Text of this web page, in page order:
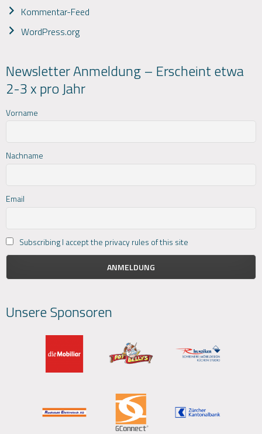
Kommentar-Feed
WordPress.org
Newsletter Anmeldung – Erscheint etwa
2-3 x pro Jahr
Vorname
Nachname
Email
Subscribing I accept the privacy rules of this site
Unsere Sponsoren